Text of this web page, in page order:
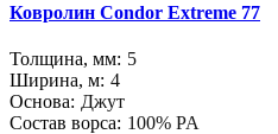
Ковролин Condor Extreme 77
Толщина, мм: 5
Ширина, м: 4
Основа: Джут
Состав ворса: 100% PA